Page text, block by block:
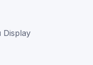
Display